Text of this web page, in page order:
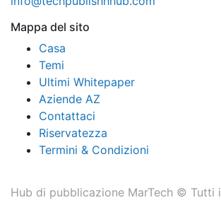
Mappa del sito
Casa
Temi
Ultimi Whitepaper
Aziende AZ
Contattaci
Riservatezza
Termini & Condizioni
Hub di pubblicazione MarTech © Tutti